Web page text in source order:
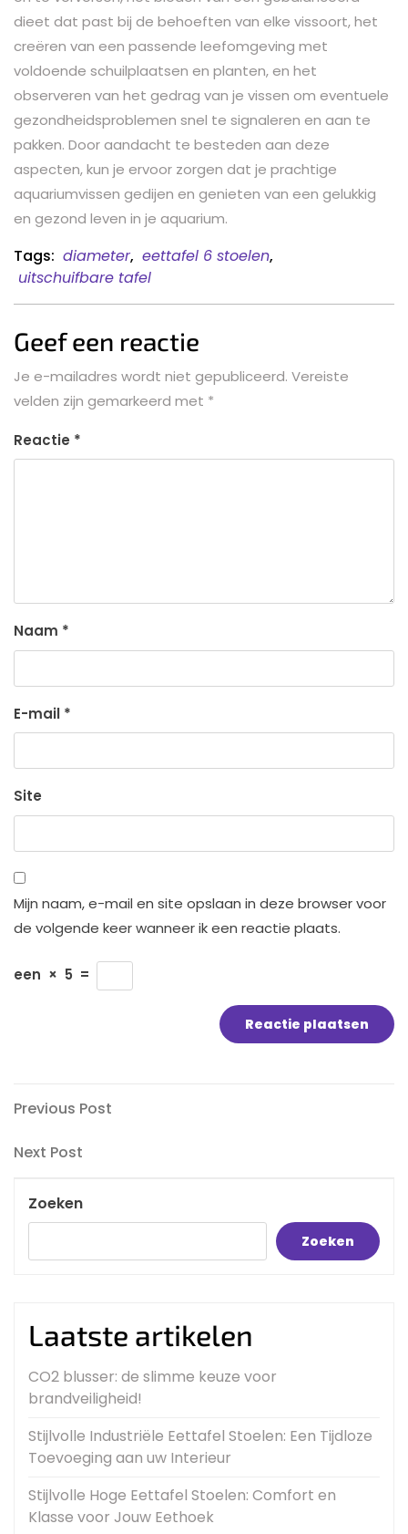
dieet dat past bij de behoeften van elke vissoort, het
creëren van een passende leefomgeving met
voldoende schuilplaatsen en planten, en het
observeren van het gedrag van je vissen om eventuele
gezondheidsproblemen snel te signaleren en aan te
pakken. Door aandacht te besteden aan deze
aspecten, kun je ervoor zorgen dat je prachtige
aquariumvissen gedijen en genieten van een gelukkig
en gezond leven in je aquarium.
Tags: diameter, eettafel 6 stoelen,
uitschuifbare tafel
Geef een reactie
Je e-mailadres wordt niet gepubliceerd. Vereiste
velden zijn gemarkeerd met *
Reactie *
Naam *
E-mail *
Site
Mijn naam, e-mail en site opslaan in deze browser voor
de volgende keer wanneer ik een reactie plaats.
een × 5 =
Bericht
navigatie
Previous
Previous Post
Next
Next Post
Zoeken
Zoeken
Laatste artikelen
CO2 blusser: de slimme keuze voor
brandveiligheid!
Stijlvolle Industriële Eettafel Stoelen: Een Tijdloze
Toevoeging aan uw Interieur
Stijlvolle Hoge Eettafel Stoelen: Comfort en
Klasse voor Jouw Eethoek